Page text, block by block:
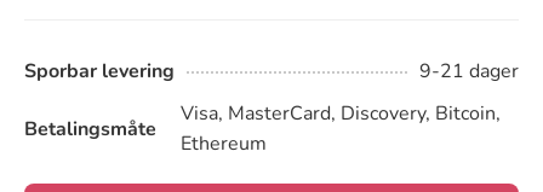
Sporbar levering 9-21 dager
Betalingsmåte
Visa, MasterCard, Discovery, Bitcoin,
Ethereum